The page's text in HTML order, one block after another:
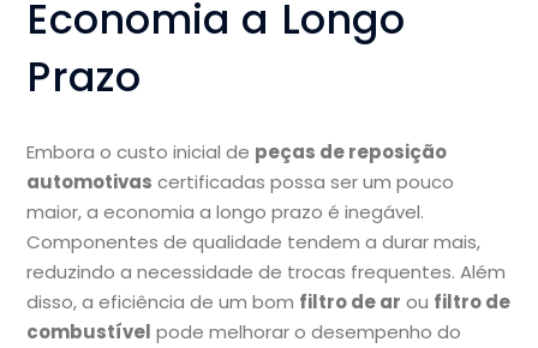
Economia a Longo
Prazo
Embora o custo inicial de peças de reposição
automotivas certificadas possa ser um pouco
maior, a economia a longo prazo é inegável.
Componentes de qualidade tendem a durar mais,
reduzindo a necessidade de trocas frequentes. Além
disso, a eficiência de um bom filtro de ar ou filtro de
combustível pode melhorar o desempenho do